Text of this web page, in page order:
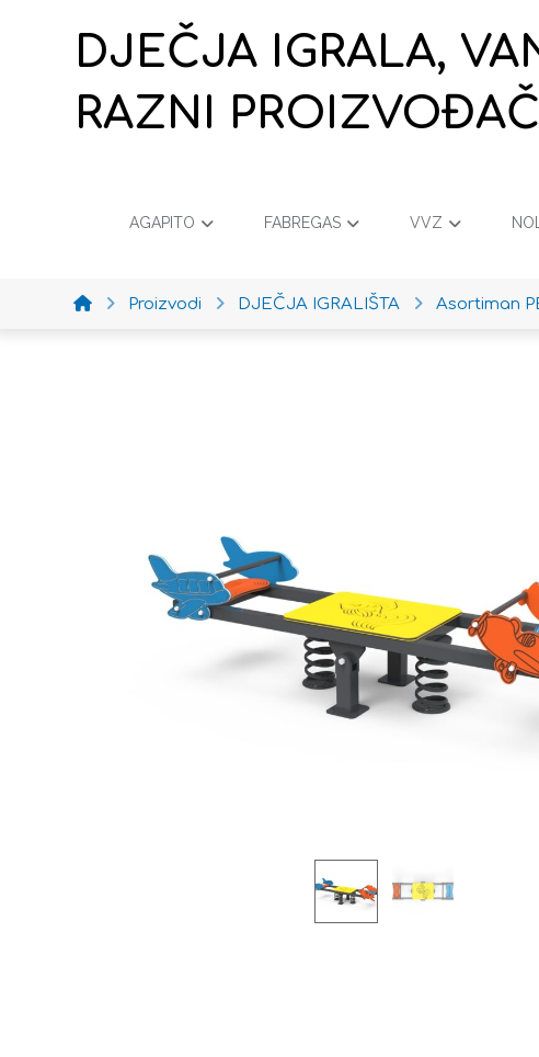
DJEČJA IGRALA,
RAZNI
AGAPITO FABREGAS VVZ
Proizvodi DJEČJA IGRALIŠTA Asortiman